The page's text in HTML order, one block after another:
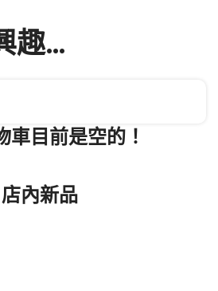
趣…
車目前是空的！
店內新品